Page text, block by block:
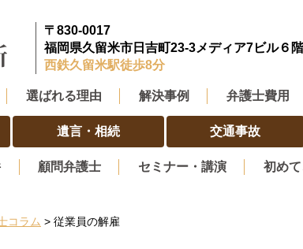
〒830-0017
福岡県久留米市日吉町23-3メディア7ビル６階
西鉄久留米駅徒歩8分
選ばれる理由 解決事例 弁護士費用
遺言・相続 交通事故
顧問弁護士 セミナー・講演 初め
コラム > 従業員の解雇